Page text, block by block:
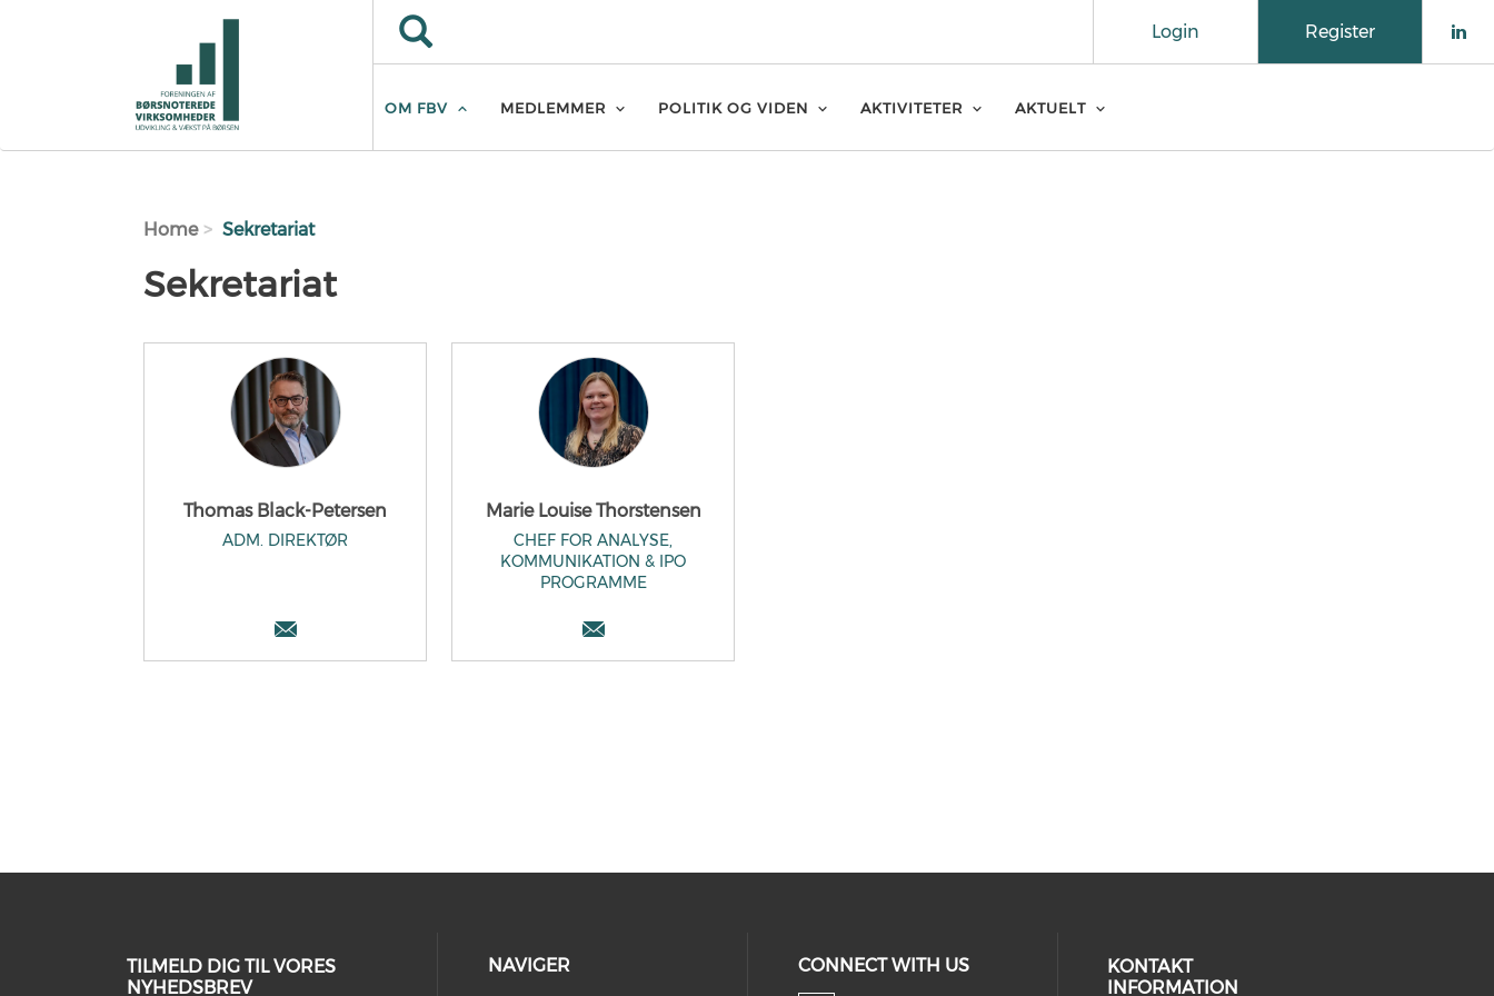
Search
Search Register
Login
OM FBV MEDLEMMER POLITIK OG VIDEN AKTIVITETER AKTUELT
Home Sekretariat
Sekretariat
Thomas Black-Petersen
ADM. DIREKTØR
Marie Louise Thorstensen
CHEF FOR ANALYSE,
KOMMUNIKATION & IPO
PROGRAMME
TILMELD DIG TIL VORES
NYHEDSBREV
NAVIGER CONNECT WITH US
KONTAKT
INFORMATION